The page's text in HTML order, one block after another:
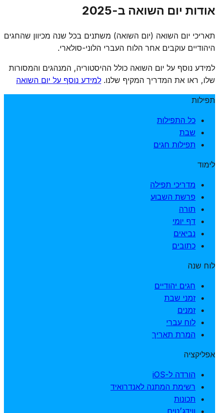
אין נוסח תפילה רשמי אחיד ליום השואה, אך קהילות רבות
מוסיפות תפילות זיכרון, אומרות תהילים, מדליקות נרות נשמה
ומקיימות טקסי אזכרה. חלק מהקהילות מוסיפות "אל מלא
רחמים" מיוחד לזכר קדושי השואה. הרבנות הראשית הנהיגה
אמירת קינות ותפילות מיוחדות.
אודות יום השואה ב-2025
תאריכי יום השואה (יום השואה) משתנים בכל שנה מכיוון שהחגים
היהודיים עוקבים אחר הלוח העברי הלוני-סולארי.
למידע נוסף על יום השואה כולל ההיסטוריה, המנהגים והמסורות
שלו, ראו את המדריך המקיף שלנו. למידע נוסף על יום השואה
תפילות
כל התפילות
שבת
תפילות חגים
לימוד
מדריכי תפילה
פרשת השבוע
תורה
דף יומי
נביאים
כתובים
לוח שנה
חגים יהודיים
זמני שבת
זמנים
לוח עברי
המרת תאריך
אפליקציה
הורדה ל-iOS
רשימת המתנה לאנדרואיד
תכונות